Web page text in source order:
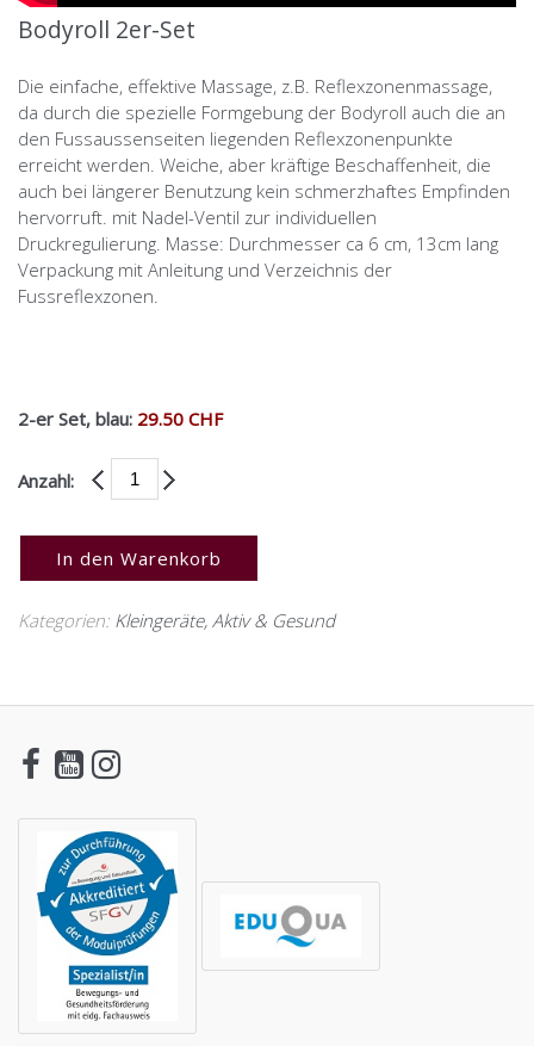
Bodyroll 2er-Set
Die einfache, effektive Massage, z.B. Reflexzonenmassage,
da durch die spezielle Formgebung der Bodyroll auch die an
den Fussaussenseiten liegenden Reflexzonenpunkte
erreicht werden. Weiche, aber kräftige Beschaffenheit, die
auch bei längerer Benutzung kein schmerzhaftes Empfinden
hervorruft. mit Nadel-Ventil zur individuellen
Druckregulierung. Masse: Durchmesser ca 6 cm, 13cm lang
Verpackung mit Anleitung und Verzeichnis der
Fussreflexzonen.
2-er Set, blau: 29.50 CHF
Anzahl:
In den Warenkorb
Kategorien: Kleingeräte, Aktiv & Gesund